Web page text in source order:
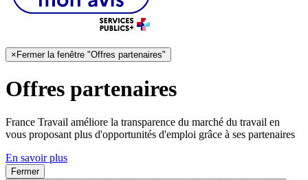
×Fermer la fenêtre "Offres partenaires"
Offres partenaires
France Travail améliore la transparence du marché du travail en
vous proposant plus d'opportunités d'emploi grâce à ses partenaires
En savoir plus
Fermer